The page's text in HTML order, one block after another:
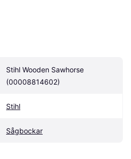
Stihl Wooden Sawhorse
(00008814602)
Stihl
Sågbockar